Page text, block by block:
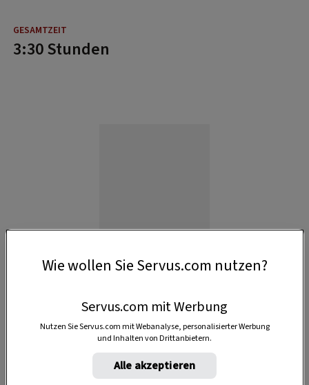
3:30 Stunden
Anzeige
Wie wollen Sie Servus.com nutzen?
Servus.com mit Werbung
Nutzen Sie Servus.com mit Webanalyse, personalisierter Werbung
und Inhalten von Drittanbietern.
Alle akzeptieren